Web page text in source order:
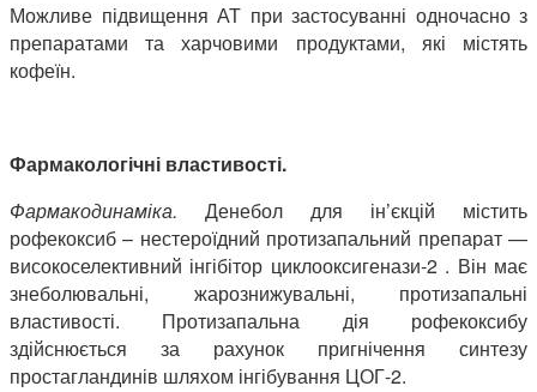
Можливе підвищення АТ при застосуванні одночасно з
препаратами та харчовими продуктами, які містять
кофеїн.
Фармакологічні властивості.
Фармакодинаміка.
Денебол для ін’єкцій містить
рофекоксиб – нестероїдний протизапальний препарат —
високоселективний інгібітор циклооксигенази-2 . Він має
знеболювальні, жарознижувальні, протизапальні
властивості. Протизапальна дія рофекоксибу
здійснюється за рахунок пригнічення синтезу
простагландинів шляхом інгібування ЦОГ-2.